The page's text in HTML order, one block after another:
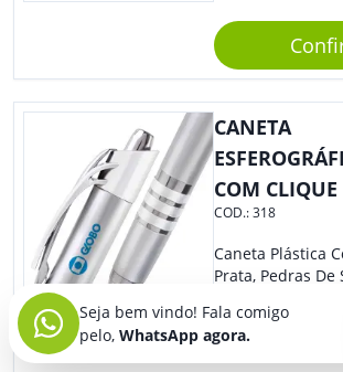
Sua Empresa Em
Reuniões
Mesmo Para
Colaboradores E
Sua Empresa.
CANETA
COM CLIQUE
COD.:318
Caneta Plástica
Prata, Pedras De
Com Relevo Na
Demais, Não É?!
Utilizar, Basta
Clic.
Seja bem vindo! Fala comigo
pelo, WhatsApp agora.